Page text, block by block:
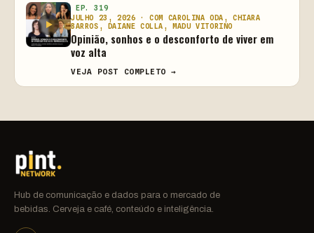
EP. 319
JULHO 23, 2026 · COM CAROLINA ODA, CHIARA
BARROS, DAIANE COLLA, MADU VITORINO
Opinião, sonhos e o desconforto de viver em
voz alta
VEJA POST COMPLETO →
Hub de comunicação e dados para o mercado de
bebidas. Cerveja e café, conteúdo e inteligência.